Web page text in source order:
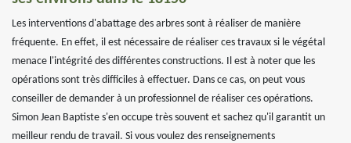
Les interventions d'abattage des arbres sont à réaliser de manière
fréquente. En effet, il est nécessaire de réaliser ces travaux si le végétal
menace l'intégrité des différentes constructions. Il est à noter que les
opérations sont très difficiles à effectuer. Dans ce cas, on peut vous
conseiller de demander à un professionnel de réaliser ces opérations.
Simon Jean Baptiste s'en occupe très souvent et sachez qu'il garantit un
meilleur rendu de travail. Si vous voulez des renseignements